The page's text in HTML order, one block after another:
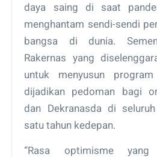
daya saing di saat
menghantam sendi-sendi
bangsa di dunia.
Rakernas yang
untuk menyusun
dijadikan pedoman bagi
dan Dekranasda di
satu tahun kedepan.
“Rasa optimisme